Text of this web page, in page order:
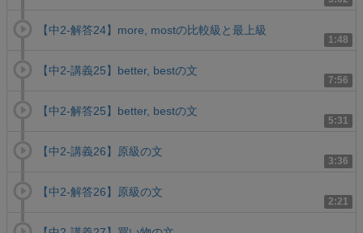
1:48
【中2-解答24】more, mostの比較級と最上級
7:56
【中2-講義25】better, bestの文
5:31
【中2-解答25】better, bestの文
3:36
【中2-講義26】原級の文
2:21
【中2-解答26】原級の文